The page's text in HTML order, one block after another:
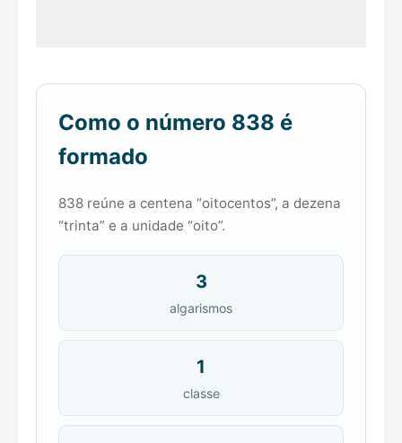
Como o número 838 é
formado
838 reúne a centena “oitocentos”, a dezena
“trinta” e a unidade “oito”.
3
algarismos
1
classe